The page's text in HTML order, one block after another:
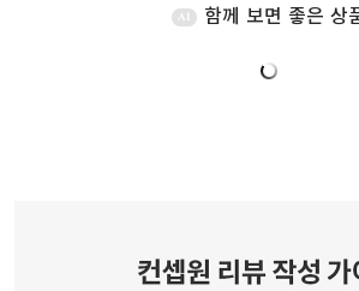
AI 함께 보면 좋은 상